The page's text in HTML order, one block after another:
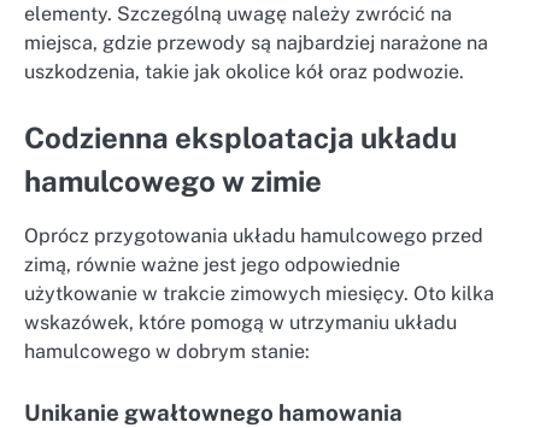
elementy. Szczególną uwagę należy zwrócić na
miejsca, gdzie przewody są najbardziej narażone na
uszkodzenia, takie jak okolice kół oraz podwozie.
Codzienna eksploatacja układu
hamulcowego w zimie
Oprócz przygotowania układu hamulcowego przed
zimą, równie ważne jest jego odpowiednie
użytkowanie w trakcie zimowych miesięcy. Oto kilka
wskazówek, które pomogą w utrzymaniu układu
hamulcowego w dobrym stanie:
Unikanie gwałtownego hamowania